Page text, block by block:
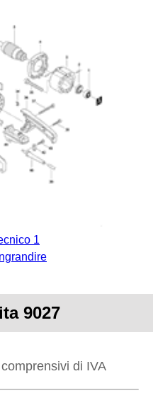
1
9027
di IVA